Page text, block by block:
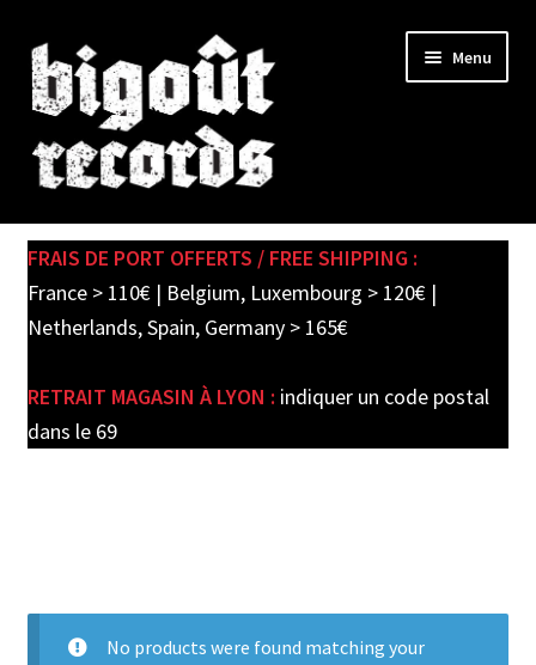
Skip
to
navigation
Skip
to
content
Menu
SHOP
child
PRE-ORDERS
FRAIS DE PORT OFFERTS / FREE SHIPPING :
France > 110€ | Belgium, Luxembourg > 120€ |
Netherlands, Spain, Germany > 165€
RETRAIT MAGASIN À LYON : indiquer un code postal
dans le 69
No products were found matching your